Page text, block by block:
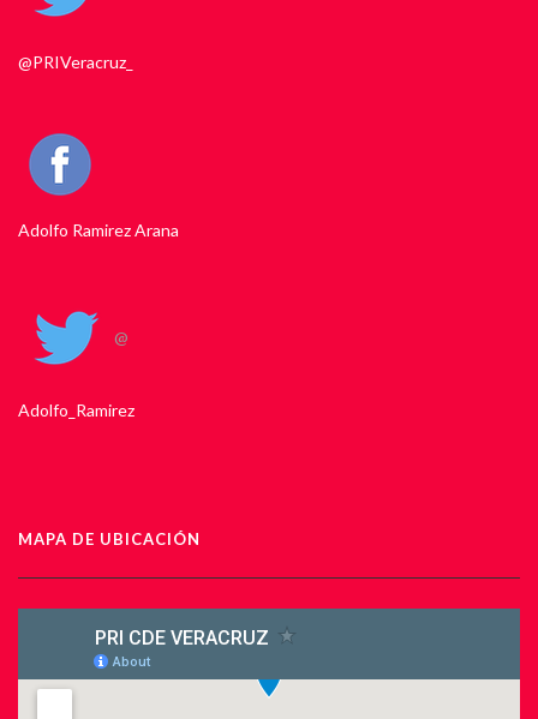
@PRIVeracruz_
Adolfo Ramirez Arana
@
Adolfo_Ramirez
MAPA DE UBICACIÓN